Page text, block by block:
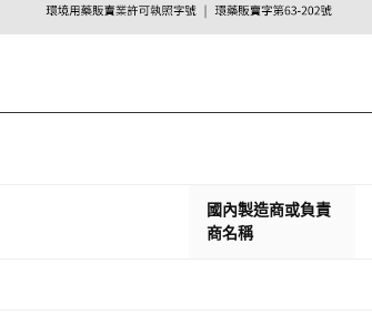
國內製造商或負責
商名稱